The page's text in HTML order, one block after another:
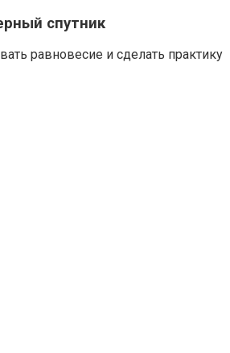
спутник
равновесие и сделать практику